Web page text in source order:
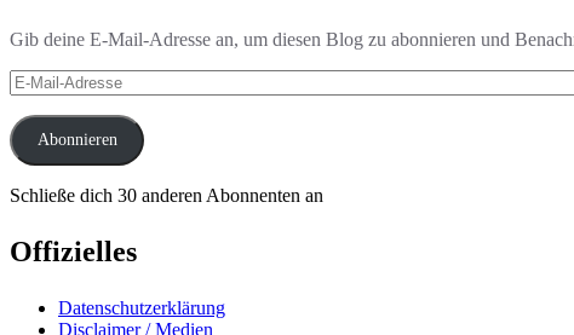
Gib deine E-Mail-Adresse an, um diesen Blog zu abonnieren und
E-
Mail-
Adresse
Abonnieren
Schließe dich 30 anderen Abonnenten an
Offizielles
Datenschutzerklärung
Disclaimer / Medien